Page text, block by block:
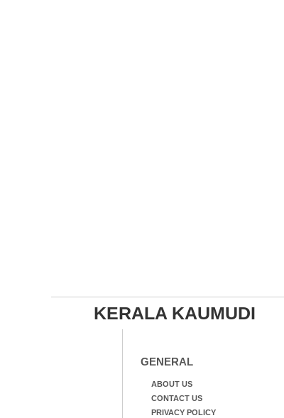
KERALA KAUMUDI
GENERAL
ABOUT US
CONTACT US
PRIVACY POLICY